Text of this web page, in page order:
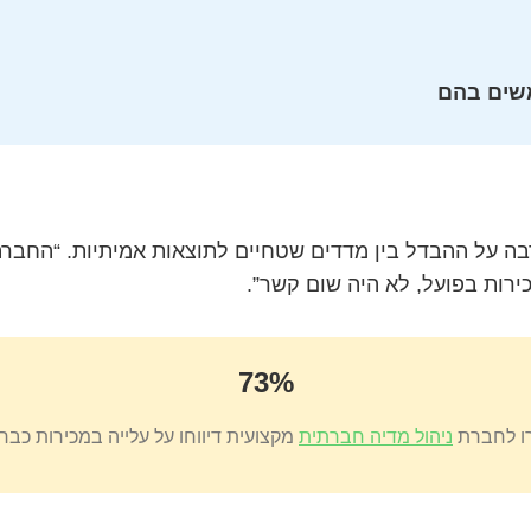
בהם
על ההבדל בין מדדים שטחיים לתוצאות אמיתיות.
בפועל, לא היה שום קשר”.
73%
לחברת ניהול מדיה חברתית מקצועית דיווחו על עלייה במכירות